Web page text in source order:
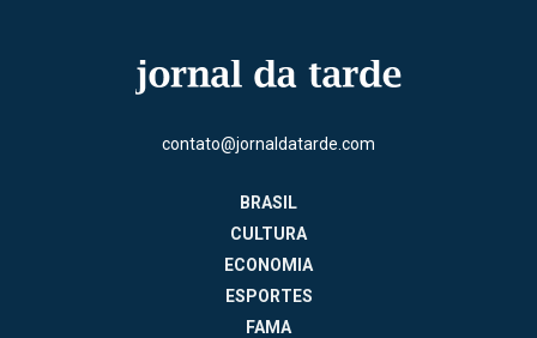
contato@jornaldatarde.com
BRASIL
CULTURA
ECONOMIA
ESPORTES
FAMA